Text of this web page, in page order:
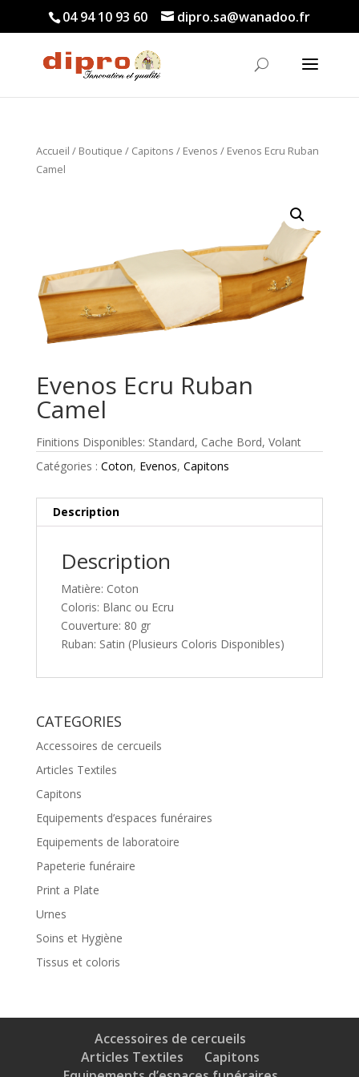
04 94 10 93 60 dipro.sa@wanadoo.fr
Accueil / Boutique / Capitons / Evenos / Evenos Ecru Ruban
Camel
Evenos Ecru Ruban
Camel
Finitions Disponibles: Standard, Cache Bord, Volant
Catégories : Coton, Evenos, Capitons
Description
Description
Matière: Coton
Coloris: Blanc ou Ecru
Couverture: 80 gr
Ruban: Satin (Plusieurs Coloris Disponibles)
CATEGORIES
Accessoires de cercueils
Articles Textiles
Capitons
Equipements d’espaces funéraires
Equipements de laboratoire
Papeterie funéraire
Print a Plate
Urnes
Soins et Hygiène
Tissus et coloris
Accessoires de cercueils
Articles Textiles
Capitons